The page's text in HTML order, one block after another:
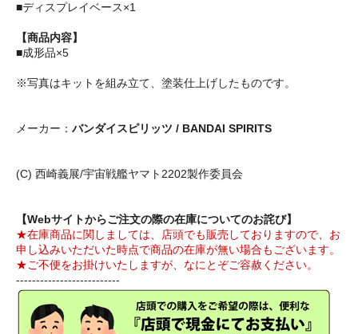
■ディスプレイベース×1
【商品内容】
■成形品×5
※写真はキットを組み立て、塗装仕上げしたものです。
メーカー： バンダイスピリッツ / BANDAI SPIRITS
(C) 西崎義展/宇宙戦艦ヤマト2202製作委員会
【Webサイトからご注文の際の在庫についてのお詫び】
★在庫商品に関しましては、店頭でも販売しておりますので、お
申し込みいただいた時点で商品の在庫が無い場合もございます。
★ご不便をお掛けいたしますが、なにとぞご容赦ください。
--------------------------